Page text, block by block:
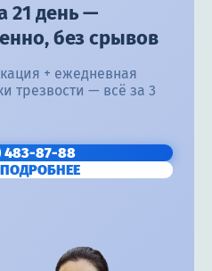
21 день —
без срывов
+ ежедневная
трезвости — всё за 3
483-87-88